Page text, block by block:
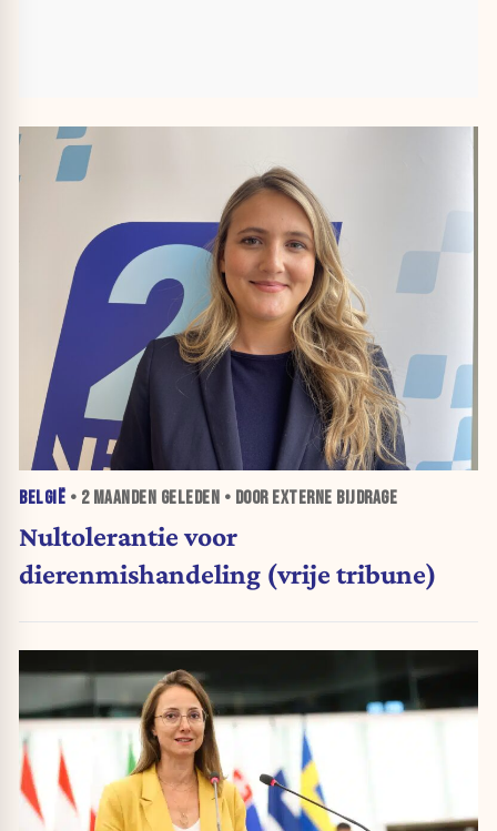
BELGIË • 2 MAANDEN GELEDEN • DOOR EXTERNE BIJDRAGE
Nultolerantie voor
dierenmishandeling (vrije tribune)